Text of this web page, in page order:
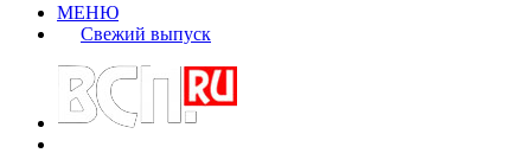
МЕНЮ
Свежий выпуск